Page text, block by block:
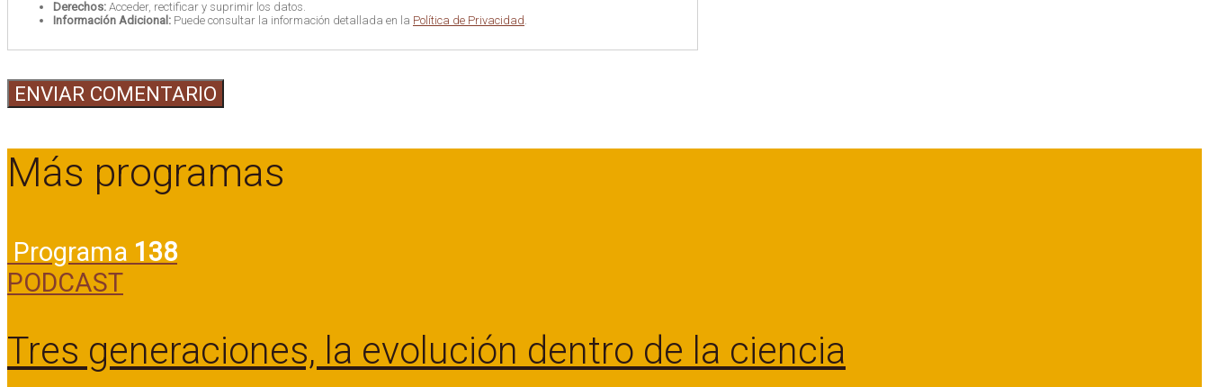
Derechos: Acceder, rectificar y suprimir los datos.
Información Adicional: Puede consultar la información detallada en la Política de Privacidad.
Más programas
Programa 138
PODCAST
Tres generaciones, la evolución dentro de la ciencia